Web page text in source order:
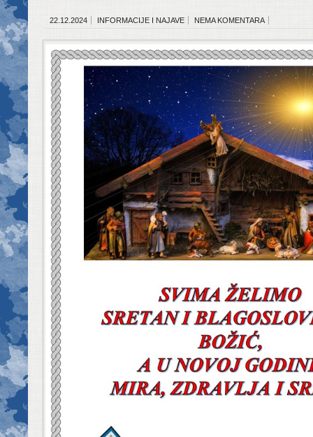
22.12.2024 INFORMACIJE I NAJAVE NEMA KOMENTARA